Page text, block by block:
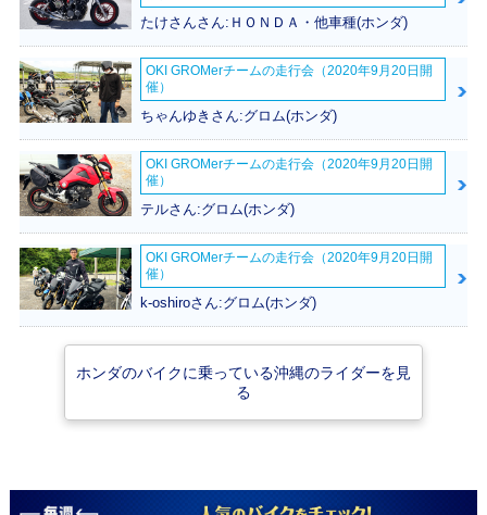
110・マイナーチェ
ンジ
110「天気の子」ve
r.・特別・限定仕様
110・マイナーチェ
ンジ
2019年 Super Cub
110 Street・特別・
限定仕様
110 60周年アニバ
ーサリー・特別・限
定仕様
110・フルモデルチ
2010年 Super Cub
たけさんさん:ＨＯＮＤＡ・他車種(ホンダ)
OKI GROMerチームの走行会（2020年9月20日開
催）
ちゃんゆきさん:グロム(ホンダ)
OKI GROMerチームの走行会（2020年9月20日開
催）
テルさん:グロム(ホンダ)
OKI GROMerチームの走行会（2020年9月20日開
催）
k-oshiroさん:グロム(ホンダ)
ホンダのバイクに乗っている沖縄のライダーを見
る